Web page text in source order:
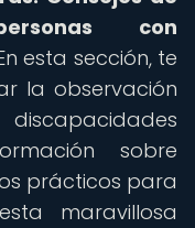
con
esta sección, te
la observación
sobre
prácticos para
maravillosa